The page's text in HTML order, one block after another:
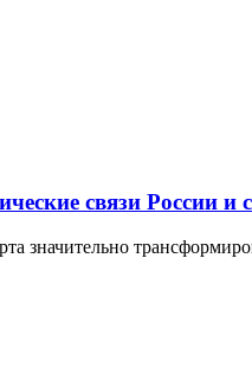
связи России
значительно